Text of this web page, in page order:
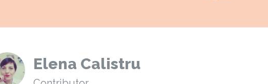
Elena Calistru